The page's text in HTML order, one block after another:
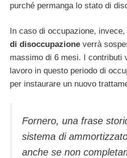
purché permanga lo stato di
In caso di occupazione, invece,
di disoccupazione verrà
massimo di 6 mesi. I contributi
lavoro in questo periodo di
per instaurare un nuovo
Fornero, una frase
sistema di
anche se non